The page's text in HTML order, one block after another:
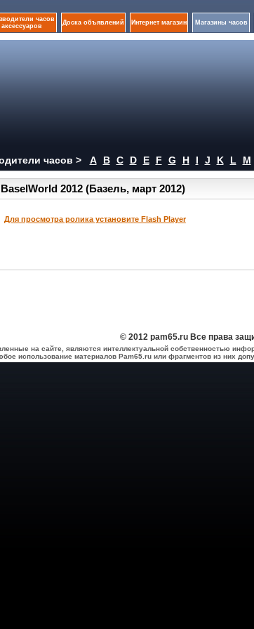
часов
Доска объявлений Интернет магазин Магазины часов
часов > A B C D E F G H I J K L M
2012 (Базель, март 2012)
Для просмотра ролика установите Flash Player
© 2012 pam65.ru Все права
на сайте, являются интеллектуальной собственностью
использование материалов Pam65.ru или фрагментов из них